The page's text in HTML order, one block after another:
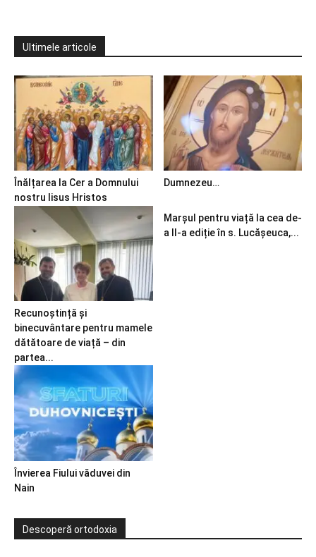
Ultimele articole
Înălțarea la Cer a Domnului
nostru Iisus Hristos
Dumnezeu…
Recunoștință și
binecuvântare pentru mamele
dătătoare de viață – din
partea...
Marșul pentru viață la cea de-
a II-a ediție în s. Lucășeuca,...
Învierea Fiului văduvei din
Nain
Descoperă ortodoxia